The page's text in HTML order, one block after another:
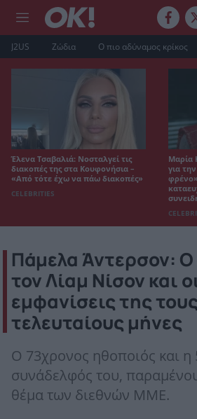
J2US Ζώδια Ο πιο αδύναμος κρίκος
Έλενα Τσαβαλιά: Νοσταλγεί τις
διακοπές της στα Κουφονήσια –
«Από τότε έχω να πάω διακοπές»
CELEBRITIES
Μαρία
για
Πάμελα Άντερσον:
τον Λίαμ Νίσον και
εμφανίσεις της τους
τελευταίους μήνες
Ο 73χρονος ηθοποιός και η
συνάδελφός του,
θέμα των διεθνών ΜΜΕ.